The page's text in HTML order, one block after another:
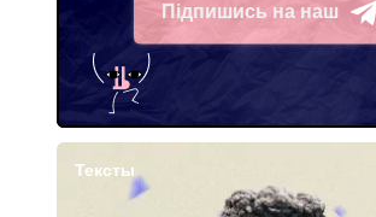
Підпишись на наш
Telegram
Тексты